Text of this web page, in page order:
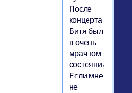
После
концерта
Витя был
в очень
мрачном
состоянии.
Если мне
не